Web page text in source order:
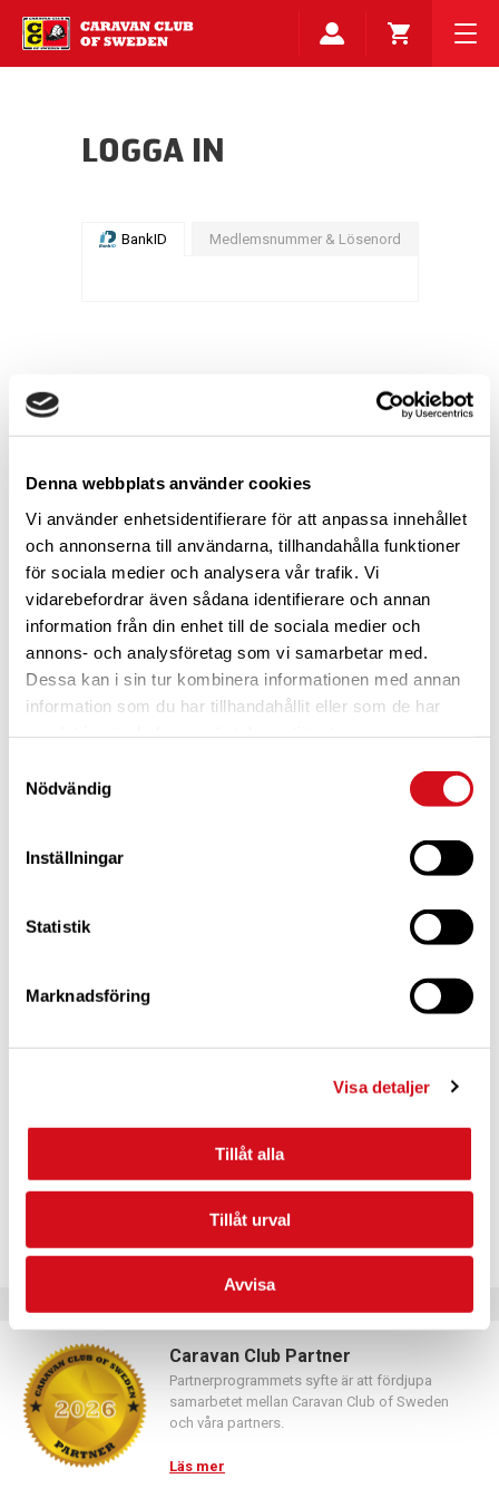
Denna webbplats använder cookies
Vi använder enhetsidentifierare för att anpassa innehållet
och annonserna till användarna, tillhandahålla funktioner
för sociala medier och analysera vår trafik. Vi
vidarebefordrar även sådana identifierare och annan
information från din enhet till de sociala medier och
annons- och analysföretag som vi samarbetar med.
Dessa kan i sin tur kombinera informationen med annan
information som du har tillhandahållit eller som de har
Nödvändig
Inställningar
Statistik
Marknadsföring
Visa detaljer
Tillåt alla
Tillåt urval
Avvisa
LOGGA IN
BankID Medlemsnummer & Lösenord
För dig som är blivande ny medlemTa del av alla förmåner.
Bli medlem idag.
Logga in med hjälp av formuläret och följ anvisningarna.
Caravan Club Partner
Partnerprogrammets syfte är att fördjupa
samarbetet mellan Caravan Club of Sweden
och våra partners.
Läs mer